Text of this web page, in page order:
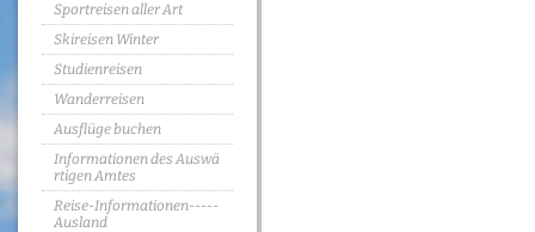
Sportreisen aller Art
Skireisen Winter
Studienreisen
Wanderreisen
Ausflüge buchen
Informationen des Auswä
rtigen Amtes
Reise-Informationen-----
Ausland